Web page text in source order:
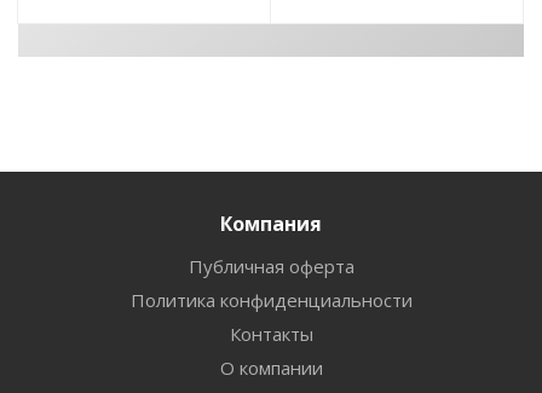
Компания
Публичная оферта
Политика конфиденциальности
Контакты
О компании